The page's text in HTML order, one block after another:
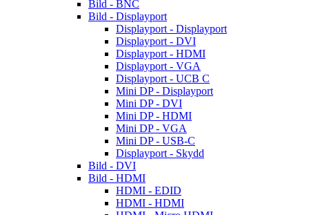
Bild - BNC
Bild - Displayport
Displayport - Displayport
Displayport - DVI
Displayport - HDMI
Displayport - VGA
Displayport - UCB C
Mini DP - Displayport
Mini DP - DVI
Mini DP - HDMI
Mini DP - VGA
Mini DP - USB-C
Displayport - Skydd
Bild - DVI
Bild - HDMI
HDMI - EDID
HDMI - HDMI